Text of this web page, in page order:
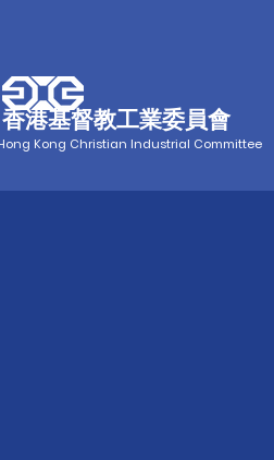
香港基督教工業委員會
Kong Christian Industrial Committee